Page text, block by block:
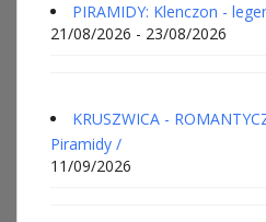
PIRAMIDY: Klenczon -
21/08/2026 - 23/08/2026
KRUSZWICA -
Piramidy /
11/09/2026